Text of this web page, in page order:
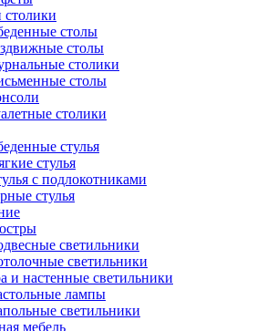
столы
столы
столики
столы
столики
стулья
стулья
с подлокотниками
стулья
светильники
светильники
и настенные светильники
лампы
светильники
мебель